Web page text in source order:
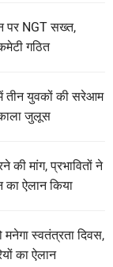
पर NGT सख्त,
गठित
तीन युवकों की सरेआम
जुलूस
की मांग, प्रभावितों ने
ऐलान किया
स्वतंत्रता दिवस,
का ऐलान